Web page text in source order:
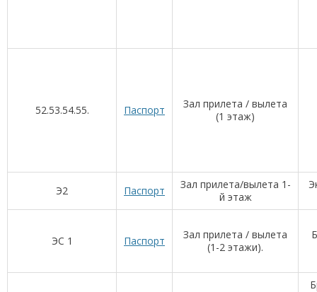
52.53.54.55. Паспорт
Зал прилета / вылета
(1 этаж)
Э2 Паспорт
Зал прилета/вылета 1-
й этаж
ЭС 1 Паспорт
Зал прилета / вылета
(1-2 этажи).